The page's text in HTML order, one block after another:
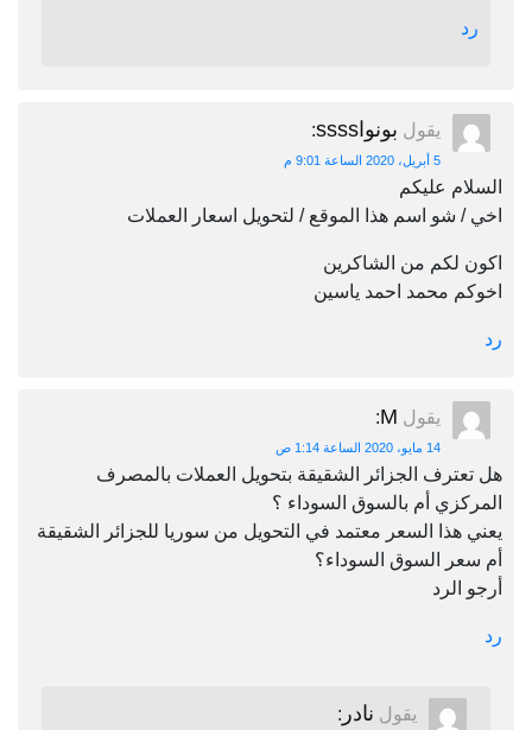
رد
يقول بونواssss :
5 أبريل، 2020 الساعة 9:01 م
السلام عليكم
اخي / شو اسم هذا الموقع / لتحويل اسعار العملات
اكون لكم من الشاكرين
اخوكم محمد احمد ياسين
رد
يقول M
:
14 مايو، 2020 الساعة 1:14 ص
هل تعترف الجزائر الشقيقة بتحويل العملات بالمصرف
المركزي أم بالسوق السوداء ؟
يعني هذا السعر معتمد في التحويل من سوريا للجزائر الشقيقة
أم سعر السوق السوداء؟
أرجو الرد
رد
يقول نادر :